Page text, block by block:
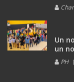
Un
un
PH